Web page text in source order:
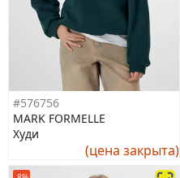
#576756
MARK FORMELLE
Худи
(цена закрыта)